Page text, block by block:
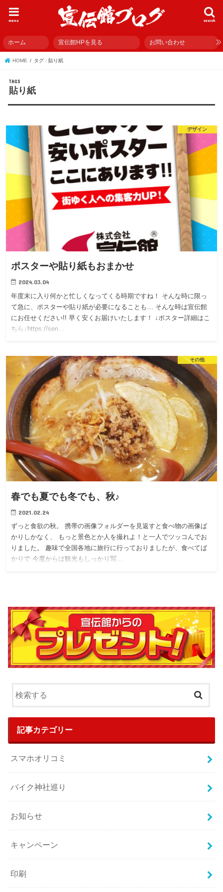
search
menu
ホーム 宣伝館HPを見る お問い合わせ
HOME タグ : 貼り紙
貼り紙
デザイン
ポスターや貼り紙もおまかせ
2024.03.04
年度末に入り何かと忙しくなってくる時期ですね！ そんな時に限っ
て急に、ポスターや貼り紙が必要になることも… そんな時は宣伝館
にお任せください!! 早く安くお届けいたします！ ↓ポスター詳細はこ
ちら↓https://sen…
その他
春でも夏でも冬でも、秋♪
2021.02.24
ずっと食欲の秋。 携帯の画像フォルダーを見返すと食べ物の画像ば
かりしかなく、 もっと景色とか人を撮れよ！と一人でツッコんでお
りました。 趣味で全国各地に旅行に行っておりましたが、食べてば
かりで 今度からは観光もしっかり写…
記事カテゴリー
スマホオリコミ
バイク神社巡り
お知らせ
キャンペーン
印刷